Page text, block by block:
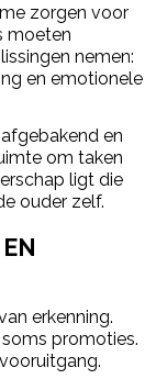
zorgen voor
moeten
nemen:
en emotionele
en
om taken
ligt die
ouder zelf.
erkenning.
promoties.